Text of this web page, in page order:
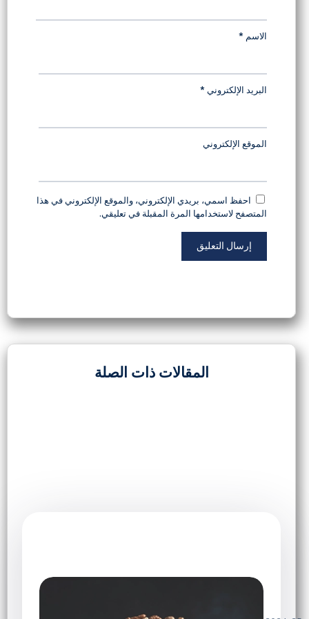
الاسم*
البريد الإلكتروني*
الموقع الإلكتروني
احفظ اسمي، بريدي الإلكتروني، والموقع الإلكتروني في هذا
المتصفح لاستخدامها المرة المقبلة في تعليقي.
المقالات ذات الصلة